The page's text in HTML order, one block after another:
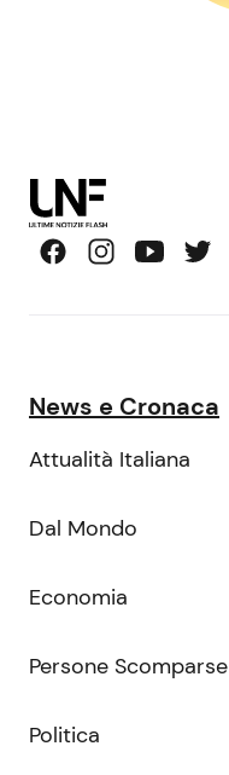
News e Cronaca
Attualità Italiana
Dal Mondo
Economia
Persone Scomparse
Politica